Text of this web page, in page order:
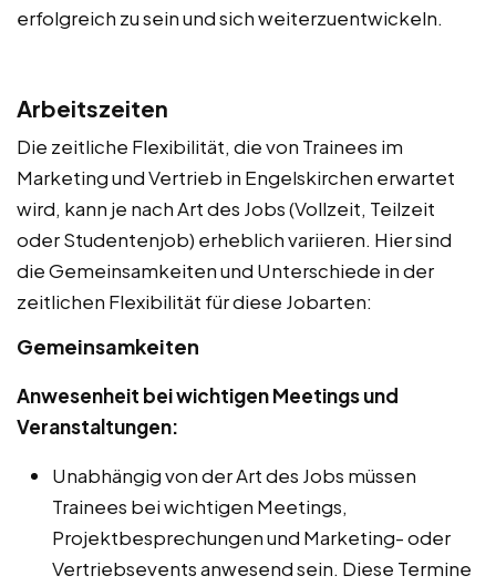
erfolgreich zu sein und sich weiterzuentwickeln.
Arbeitszeiten
Die zeitliche Flexibilität, die von Trainees im
Marketing und Vertrieb in Engelskirchen erwartet
wird, kann je nach Art des Jobs (Vollzeit, Teilzeit
oder Studentenjob) erheblich variieren. Hier sind
die Gemeinsamkeiten und Unterschiede in der
zeitlichen Flexibilität für diese Jobarten:
Gemeinsamkeiten
Anwesenheit bei wichtigen Meetings und
Veranstaltungen:
Unabhängig von der Art des Jobs müssen
Trainees bei wichtigen Meetings,
Projektbesprechungen und Marketing- oder
Vertriebsevents anwesend sein. Diese Termine